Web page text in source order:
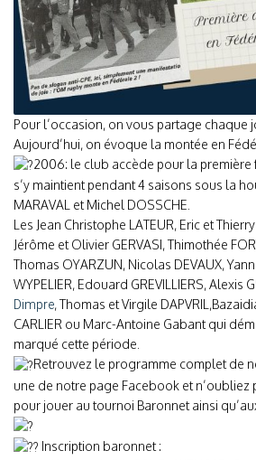
Pour l’occasion, on vous partage chaque
Aujourd’hui, on évoque la montée en
2006: le club accède pour la première
s’y maintient pendant 4 saisons sous la
MARAVAL et Michel DOSSCHE.
Les Jean Christophe LATEUR, Eric et
Jérôme et Olivier GERVASI, Thimothée
Thomas OYARZUN, Nicolas DEVAUX,
WYPELIER, Edouard GREVILLIERS, Alexis
Dimpre, Thomas et Virgile
CARLIER ou Marc-Antoine Gabant qui
marqué cette période.
Retrouvez le programme complet de
une de notre page Facebook et n’oubliez
pour jouer au tournoi Baronnet ainsi
Inscription baronnet :